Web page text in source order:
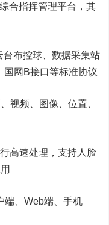
合指挥管理平台，其
布控球、数据采集站
国网B接口等标准协议
视频、图像、位置、
高速处理，支持人脸
端、Web端、手机